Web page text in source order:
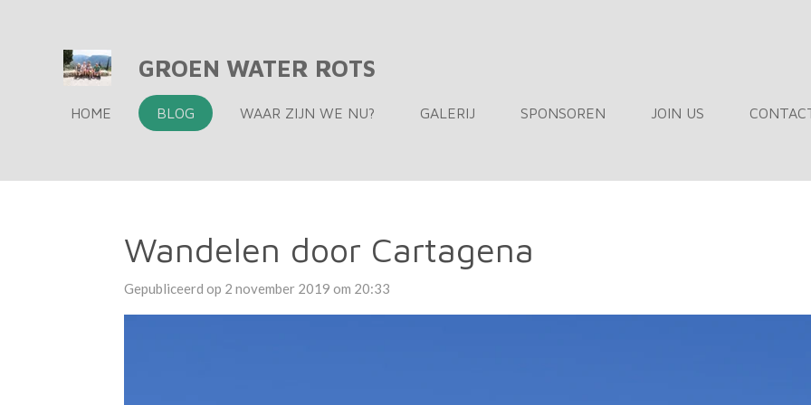
hoofdinhoud
GROEN WATER ROTS
HOME BLOG WAAR ZIJN WE NU? GALERIJ SPONSOREN JOIN US
Wandelen door Cartagena
Gepubliceerd op 2 november 2019 om 20:33